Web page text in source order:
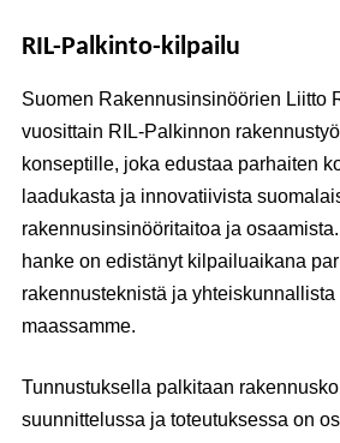
RIL-Palkinto-kilpailu
Suomen Rakennusinsinöörien Liitto
vuosittain RIL-Palkinnon
konseptille, joka edustaa parhaiten
laadukasta ja innovatiivista
rakennusinsinööritaitoa ja
hanke on edistänyt kilpailuaikana
rakennusteknistä ja yhteiskunnallista
maassamme.
Tunnustuksella palkitaan
suunnittelussa ja toteutuksessa on